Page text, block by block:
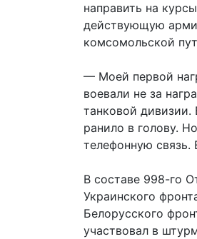
направить на
действующую
комсомольской
— Моей первой
воевали не за
танковой
ранило в голову.
телефонную связь.
В составе 998-го
Украинского
Белорусского
участвовал в